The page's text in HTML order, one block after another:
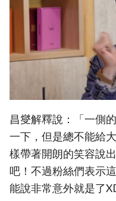
昌燮解釋說：「一側
一下，但是總不能給
樣帶著開朗的笑容說
吧！不過粉絲們表示
能說非常意外就是了